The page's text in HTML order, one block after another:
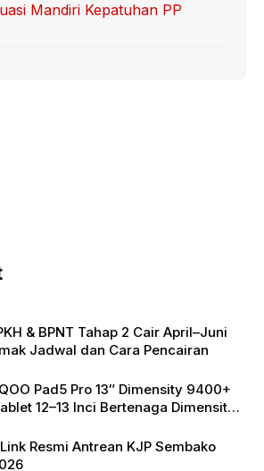
Mandiri Kepatuhan PP
& BPNT Tahap 2 Cair April–Juni
Jadwal dan Cara Pencairan
Pad5 Pro 13″ Dimensity 9400+
12–13 Inci Bertenaga Dimensity
Resmi Antrean KJP Sembako